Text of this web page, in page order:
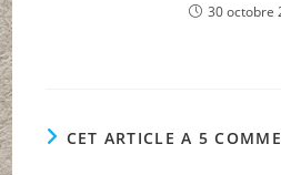
30 octobre
CET ARTICLE A 5